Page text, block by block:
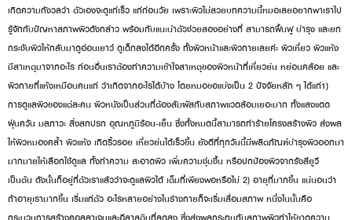
เกิดความกังวลว่า ตัวเองจะดูแก่เร็ว แก่ก่อนวัย เพราะผิวไม่สวยบทความนี้หมอเลยอยากพาเราไป
รู้จักกับปัญหาสภาพผิวดังกล่าว พร้อมกับแนะนำตัวช่วยสองอย่างที่ สามารถฟื้นฟู บำรุง และยก
กระชับผิวให้กลับมาดูอ่อนเยาว์ ดูเด็กลงได้อีกครั้ง ทั้งผิวหน้าและผิวกายเลยค่ะ ผิวเหี่ยว ผิวแห้ง
มีสาเหตุมาจากอะไร ก่อนอื่นเราต้องทำความเข้าใจสาเหตุของผิวหน้าที่เหี่ยวย่น หย่อนคล้อย และ
ผิวกายที่แห้งเหมือนคนแก่ ว่าเกิดจากอะไรได้บ้าง โดยหมอขอแบ่งเป็น 2 ปัจจัยหลัก ๆ ได้แก่1)
การดูแลผิวของแต่ละคน ผิวหนังเป็นส่วนที่ต้องสัมผัสกับสภาพแวดล้อมเยอะมาก ทั้งแสงแดด
ฝุ่นควัน มลภาวะ สิ่งสกปรก อุณหภูมิร้อน-เย็น ซึ่งทั้งหมดนี้สามารถทำร้ายโครงสร้างผิว ส่งผล
ให้ผิวหมองคล้ำ ผิวแห้ง เกิดริ้วรอย เหี่ยวย่นได้เร็วขึ้น ยังดีที่ทุกวันนี้มีผลิตภัณฑ์บำรุงผิวออกมา
มากมายให้เลือกใช้ดูแล ทั้งทำความ สะอาดผิว เพิ่มความชุ่มชื้น หรือปกป้องผิวจากรังสียูวี
เป็นต้น ดังนั้นก็อยู่ที่ตัวเราแล้วว่าจะดูแลผิวได้ เต็มที่เพียงพอหรือไม่ 2) อายุที่มากขึ้น แน่นอนว่า
ถ้าอายุเรามากขึ้น เริ่มแก่ตัว อะไรหลายอย่างในร่างกายก็จะเริ่มเสื่อมสภาพ หนึ่งในนั้นคือ